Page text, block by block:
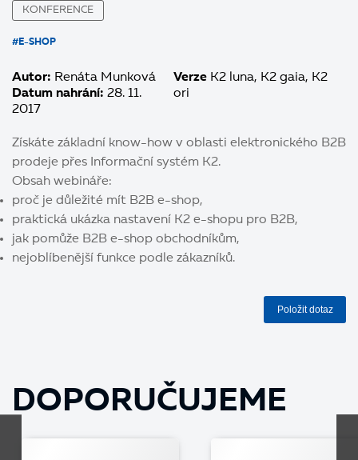
KONFERENCE
#E-SHOP
Autor: Renáta Munková
Datum nahrání: 28. 11.
2017
Verze K2 luna K2 gaia
K2
ori
Získáte základní know-how v oblasti elektronického B2B
prodeje přes Informační systém K2.
Obsah webináře:
proč je důležité mít B2B e-shop,
praktická ukázka nastavení K2 e-shopu pro B2B,
jak pomůže B2B e-shop obchodníkům,
nejoblíbenější funkce podle zákazníků.
Položit dotaz
DOPORUČUJEME